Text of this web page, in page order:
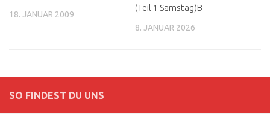
18. JANUAR 2009
(Teil 1 Samstag)B
8. JANUAR 2026
SO FINDEST DU UNS